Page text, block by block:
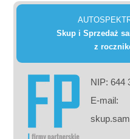
Skup i Sprzedaż
z
NIP: 644
E-mail: